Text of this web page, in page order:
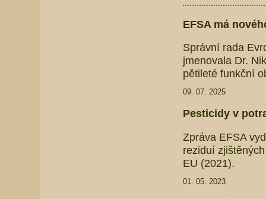
EFSA má
Správní rada
jmenovala Dr.
pětileté funkční
09. 07. 2025
Pesticidy v
Zpráva EFSA
reziduí
EU (2021).
01. 05. 2023